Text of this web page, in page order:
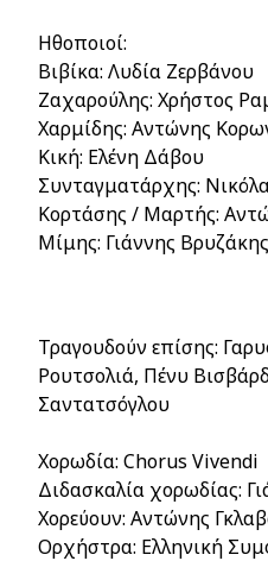
Ηθοποιοί:
Βιβίκα: Λυδία Ζερβάνου
Ζαχαρούλης: Χρήστος
Χαρμίδης: Αντώνης
Κική: Ελένη Δάβου
Συνταγματάρχης:
Κορτάσης / Μαρτής:
Μίμης: Γιάννης Βρυζάκης
Τραγουδούν επίσης:
Ρουτσολιά, Πένυ
Σαντατσόγλου
Χορωδία: Chorus Vivendi
Διδασκαλία χορωδίας:
Χορεύουν: Αντώνης
Ορχήστρα: Ελληνική